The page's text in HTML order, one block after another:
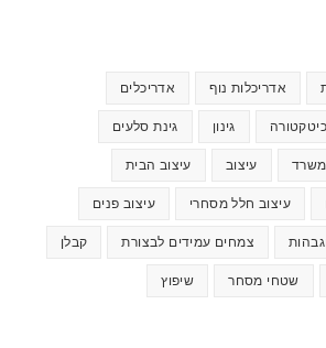
אדריכלות נוף אדריכלים
גינון גינת סלעים
משרד עיצוב עיצוב הבית
עיצוב חלל מסחרי עיצוב פנים
צמחים עמידים לבצורת קבלן
שטחי מסחר שיפוץ